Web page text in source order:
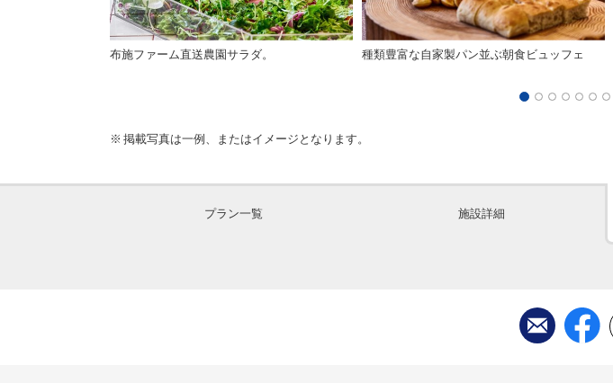
布施ファーム直送農園サラダ。 種類豊富な自家製パン並ぶ朝食ビュッフェ
掲載写真は一例、またはイメージとなります。
プラン一覧 施設詳細